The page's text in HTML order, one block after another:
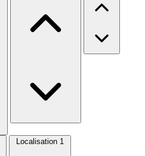
Localisation 1